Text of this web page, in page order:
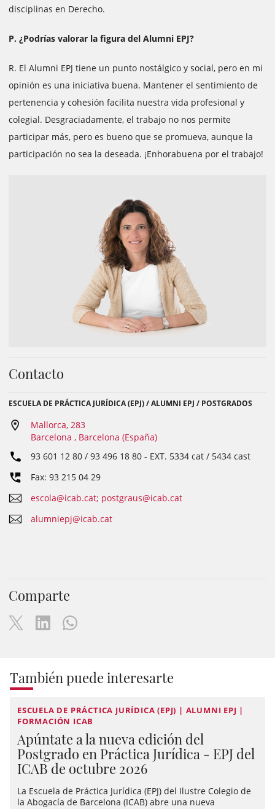
disciplinas en Derecho.
P. ¿Podrías valorar la figura del Alumni EPJ?
R. El Alumni EPJ tiene un punto nostálgico y social, pero en mi
opinión es una iniciativa buena. Mantener el sentimiento de
pertenencia y cohesión facilita nuestra vida profesional y
colegial. Desgraciadamente, el trabajo no nos permite
participar más, pero es bueno que se promueva, aunque la
participación no sea la deseada. ¡Enhorabuena por el trabajo!
Contacto
ESCUELA DE PRÁCTICA JURÍDICA (EPJ) / ALUMNI EPJ / POSTGRADOS
Mallorca, 283
Barcelona , Barcelona (España)
93 601 12 80 / 93 496 18 80 - EXT. 5334 cat / 5434 cast
Fax: 93 215 04 29
escola@icab.cat; postgraus@icab.cat
alumniepj@icab.cat
Comparte
También puede interesarte
ESCUELA DE PRÁCTICA JURÍDICA (EPJ) | ALUMNI EPJ |
FORMACIÓN ICAB
Apúntate a la nueva edición del
Postgrado en Práctica Jurídica - EPJ del
ICAB de octubre 2026
La Escuela de Práctica Jurídica (EPJ) del Ilustre Colegio de
la Abogacía de Barcelona (ICAB) abre una nueva